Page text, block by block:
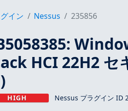
イン Nessus 235856
HCI 22H2 セ
HIGH Nessus プラグイン ID